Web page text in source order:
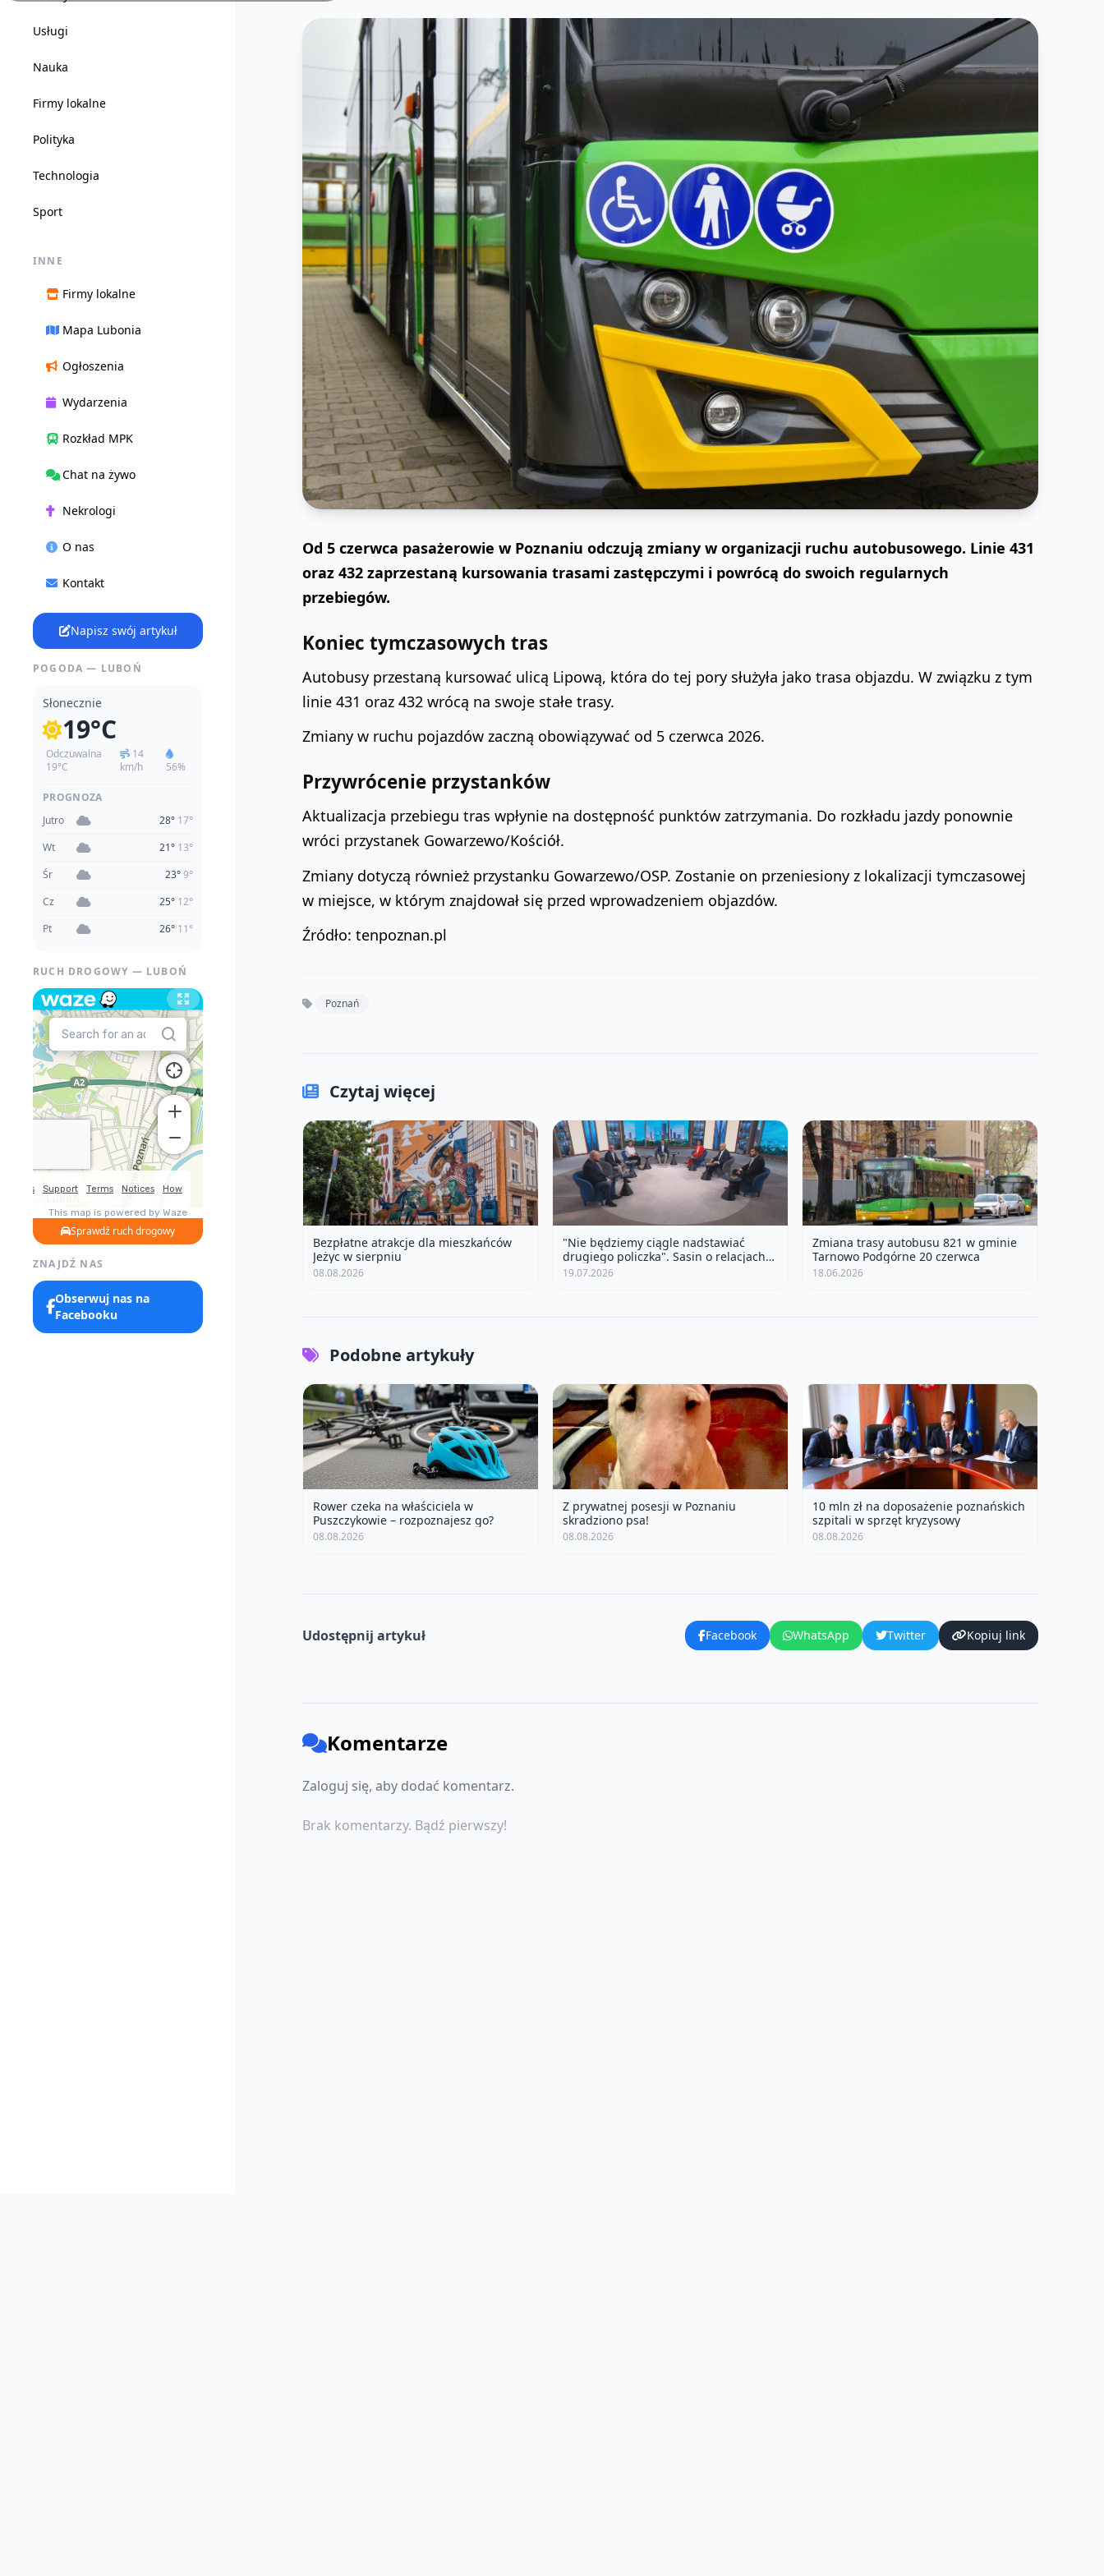
Usługi
Nauka
Firmy lokalne
Polityka
Technologia
Sport
INNE
Firmy lokalne
Mapa Lubonia
Ogłoszenia
Wydarzenia
Rozkład MPK
Chat na żywo
Nekrologi
O nas
Kontakt
Napisz swój artykuł
POGODA — LUBOŃ
Słonecznie
19°C
Odczuwalna
19°C
14
km/h
56%
PROGNOZA
Jutro
28° 17°
Wt
21° 13°
Śr
23°9°
Cz
25° 12°
Pt
26° 11°
RUCH DROGOWY — LUBOŃ
Sprawdź ruch drogowy
ZNAJDŹ NAS
Obserwuj nas na
Facebooku
Od 5 czerwca pasażerowie w Poznaniu odczują zmiany w organizacji ruchu autobusowego. Linie 431
oraz 432 zaprzestaną kursowania trasami zastępczymi i powrócą do swoich regularnych
przebiegów.
Koniec tymczasowych tras
Autobusy przestaną kursować ulicą Lipową, która do tej pory służyła jako trasa objazdu. W związku z tym
linie 431 oraz 432 wrócą na swoje stałe trasy.
Zmiany w ruchu pojazdów zaczną obowiązywać od 5 czerwca 2026.
Przywrócenie przystanków
Aktualizacja przebiegu tras wpłynie na dostępność punktów zatrzymania. Do rozkładu jazdy ponownie
wróci przystanek Gowarzewo/Kościół.
Zmiany dotyczą również przystanku Gowarzewo/OSP. Zostanie on przeniesiony z lokalizacji tymczasowej
w miejsce, w którym znajdował się przed wprowadzeniem objazdów.
Źródło: tenpoznan.pl
Poznań
Czytaj więcej
Bezpłatne atrakcje dla mieszkańców
Jeżyc w sierpniu
08.08.2026
"Nie będziemy ciągle nadstawiać
drugiego policzka". Sasin o relacjach
polsko-ukraińskich
19.07.2026
Zmiana trasy autobusu 821 w gminie
Tarnowo Podgórne 20 czerwca
18.06.2026
Podobne artykuły
Rower czeka na właściciela w
Puszczykowie – rozpoznajesz go?
08.08.2026
Z prywatnej posesji w Poznaniu
skradziono psa!
08.08.2026
10 mln zł na doposażenie poznańskich
szpitali w sprzęt kryzysowy
08.08.2026
Udostępnij artykuł Facebook WhatsApp Twitter Kopiuj link
Komentarze
Zaloguj się, aby dodać komentarz.
Brak komentarzy. Bądź pierwszy!